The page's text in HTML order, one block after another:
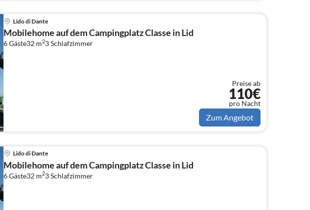
Lido di Dante
Mobilehome auf dem Campingplatz Classe in Lid
6 Gäste32 m23Schlafzimmer
Preise ab
110€
pro Nacht
Zum Angebot
Lido di Dante
Mobilehome auf dem Campingplatz Classe in Lid
6 Gäste32 m23Schlafzimmer